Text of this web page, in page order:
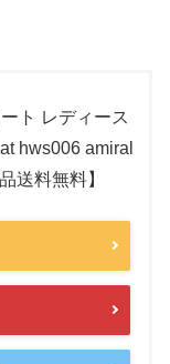
ト レディース
hws006 amiral
送料無料】